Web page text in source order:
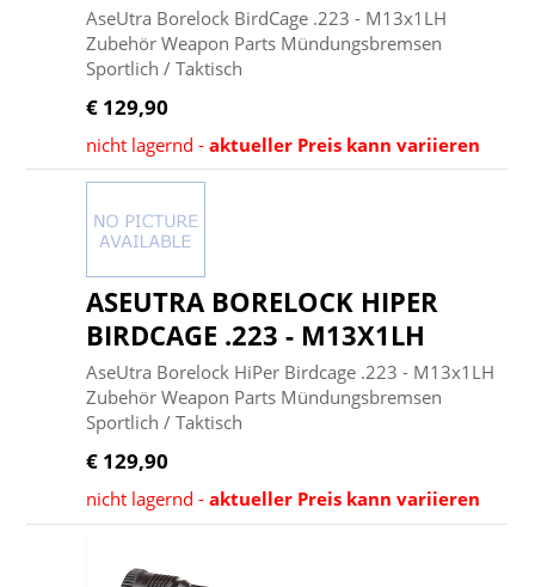
AseUtra Borelock BirdCage .223 - M13x1LH
Zubehör Weapon Parts Mündungsbremsen
Sportlich / Taktisch
€ 129,90
nicht lagernd -aktueller Preis kann variieren
ASEUTRA BORELOCK HIPER
BIRDCAGE .223 - M13X1LH
AseUtra Borelock HiPer Birdcage .223 - M13x1LH
Zubehör Weapon Parts Mündungsbremsen
Sportlich / Taktisch
€ 129,90
nicht lagernd -aktueller Preis kann variieren